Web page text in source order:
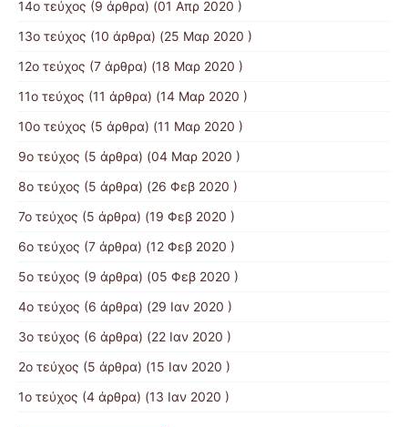
14ο τεύχος (9 άρθρα) (01 Απρ 2020 )
13ο τεύχος (10 άρθρα) (25 Μαρ 2020 )
12ο τεύχος (7 άρθρα) (18 Μαρ 2020 )
11ο τεύχος (11 άρθρα) (14 Μαρ 2020 )
10ο τεύχος (5 άρθρα) (11 Μαρ 2020 )
9ο τεύχος (5 άρθρα) (04 Μαρ 2020 )
8ο τεύχος (5 άρθρα) (26 Φεβ 2020 )
7ο τεύχος (5 άρθρα) (19 Φεβ 2020 )
6ο τεύχος (7 άρθρα) (12 Φεβ 2020 )
5ο τεύχος (9 άρθρα) (05 Φεβ 2020 )
4ο τεύχος (6 άρθρα) (29 Ιαν 2020 )
3ο τεύχος (6 άρθρα) (22 Ιαν 2020 )
2ο τεύχος (5 άρθρα) (15 Ιαν 2020 )
1ο τεύχος (4 άρθρα) (13 Ιαν 2020 )